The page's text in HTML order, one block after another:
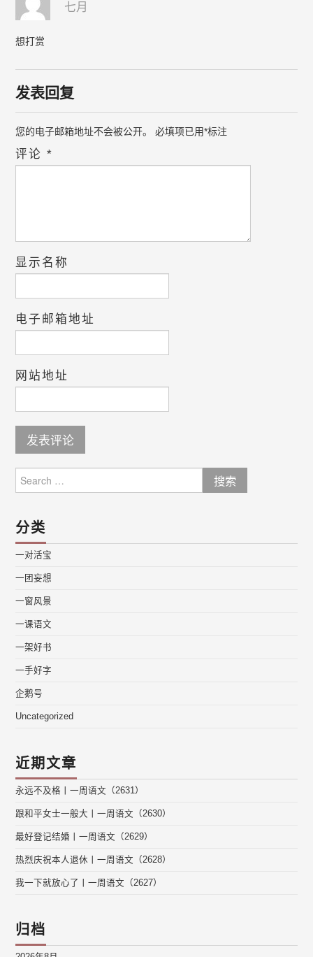
七月
想打赏
发表回复
您的电子邮箱地址不会被公开。 必填项已用*标注
评论*
显示名称
电子邮箱地址
网站地址
for:
分类
一对活宝
一团妄想
一窗风景
一课语文
一架好书
一手好字
企鹅号
Uncategorized
近期文章
永远不及格丨一周语文（2631）
跟和平女士一般大丨一周语文（2630）
最好登记结婚丨一周语文（2629）
热烈庆祝本人退休丨一周语文（2628）
我一下就放心了丨一周语文（2627）
归档